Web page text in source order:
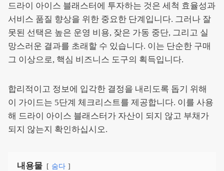
드라이 아이스 블래스터에 투자하는 것은 세척 효율성과
서비스 품질 향상을 위한 중요한 단계입니다. 그러나 잘
못된 선택은 높은 운영 비용, 잦은 가동 중단, 그리고 실
망스러운 결과를 초래할 수 있습니다. 이는 단순한 구매
그 이상으로, 핵심 비즈니스 도구의 획득입니다.
합리적이고 정보에 입각한 결정을 내리도록 돕기 위해
이 가이드는 5단계 체크리스트를 제공합니다. 이를 사용
해 드라이 아이스 블래스터가 자산이 되지 않고 부채가
되지 않는지 확인하십시오.
내용물 숨다